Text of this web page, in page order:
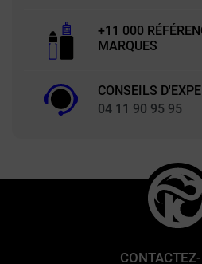
+11 000
MARQUES
CONSEILS
04 11 90 95 95